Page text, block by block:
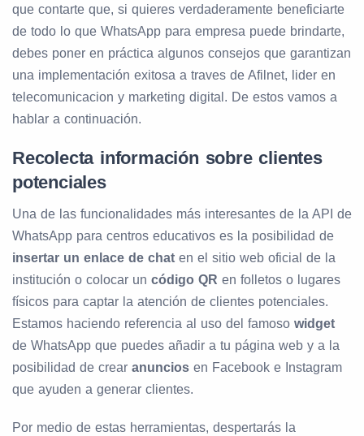
que contarte que, si quieres verdaderamente beneficiarte
de todo lo que WhatsApp para empresa puede brindarte,
debes poner en práctica algunos consejos que garantizan
una implementación exitosa a traves de Afilnet, lider en
telecomunicacion y marketing digital. De estos vamos a
hablar a continuación.
Recolecta información sobre clientes
potenciales
Una de las funcionalidades más interesantes de la API de
WhatsApp para centros educativos es la posibilidad de
insertar un enlace de chat en el sitio web oficial de la
institución o colocar un código QR en folletos o lugares
físicos para captar la atención de clientes potenciales.
Estamos haciendo referencia al uso del famoso widget
de WhatsApp que puedes añadir a tu página web y a la
posibilidad de crear anuncios en Facebook e Instagram
que ayuden a generar clientes.
Por medio de estas herramientas, despertarás la